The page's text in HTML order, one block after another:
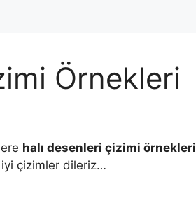
Örnekleri
halı desenleri çizimi örnekleri
iyi çizimler dileriz…